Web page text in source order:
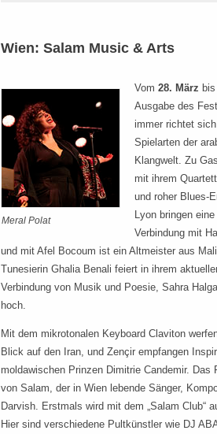
Wien: Salam Music & Arts
Meral Polat
Vom 28. März bis
Ausgabe des
immer richtet
Spielarten der
Klangwelt. Zu
mit ihrem
und roher Blues-
Lyon bringen
Verbindung mit
und mit Afel Bocoum ist ein Altmeister aus
Tunesierin Ghalia Benali feiert in ihrem
Verbindung von Musik und Poesie, Sahra
hoch.
Mit dem mikrotonalen Keyboard Claviton
Blick auf den Iran, und Zençir empfangen
moldawischen Prinzen Dimitrie Candemir.
von Salam, der in Wien lebende Sänger,
Darvish. Erstmals wird mit dem „Salam Club“
Hier sind verschiedene Pultkünstler wie DJ